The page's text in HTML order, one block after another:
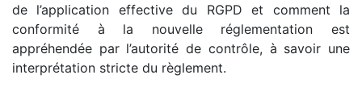
de l’application effective du RGPD et comment la
conformité à la nouvelle réglementation est
appréhendée par l’autorité de contrôle, à savoir une
interprétation stricte du règlement.